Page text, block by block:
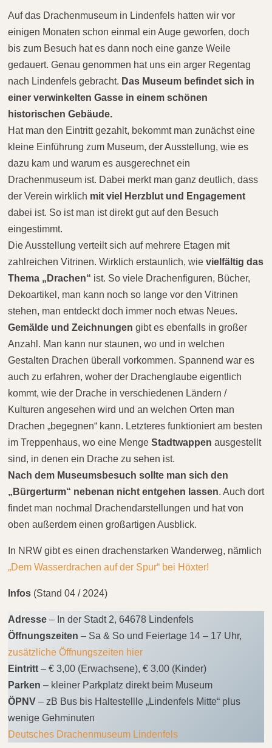
Auf das Drachenmuseum in Lindenfels hatten wir vor
einigen Monaten schon einmal ein Auge geworfen, doch
bis zum Besuch hat es dann noch eine ganze Weile
gedauert. Genau genommen hat uns ein arger Regentag
nach Lindenfels gebracht. Das Museum befindet sich in
einer verwinkelten Gasse in einem schönen
historischen Gebäude.
Hat man den Eintritt gezahlt, bekommt man zunächst eine
kleine Einführung zum Museum, der Ausstellung, wie es
dazu kam und warum es ausgerechnet ein
Drachenmuseum ist. Dabei merkt man ganz deutlich, dass
der Verein wirklich mit viel Herzblut und Engagement
dabei ist. So ist man ist direkt gut auf den Besuch
eingestimmt.
Die Ausstellung verteilt sich auf mehrere Etagen mit
zahlreichen Vitrinen. Wirklich erstaunlich, wie vielfältig das
Thema „Drachen“ ist. So viele Drachenfiguren, Bücher,
Dekoartikel, man kann noch so lange vor den Vitrinen
stehen, man entdeckt doch immer noch etwas Neues.
Gemälde und Zeichnungen gibt es ebenfalls in großer
Anzahl. Man kann nur staunen, wo und in welchen
Gestalten Drachen überall vorkommen. Spannend war es
auch zu erfahren, woher der Drachenglaube eigentlich
kommt, wie der Drache in verschiedenen Ländern /
Kulturen angesehen wird und an welchen Orten man
Drachen „begegnen“ kann. Letzteres funktioniert am besten
im Treppenhaus, wo eine Menge Stadtwappen ausgestellt
sind, in denen ein Drache zu sehen ist.
Nach dem Museumsbesuch sollte man sich den
„Bürgerturm“ nebenan nicht entgehen lassen. Auch dort
findet man nochmal Drachendarstellungen und hat von
oben außerdem einen großartigen Ausblick.
In NRW gibt es einen drachenstarken Wanderweg, nämlich
„Dem Wasserdrachen auf der Spur“ bei Höxter!
Infos (Stand 04 / 2024)
Adresse – In der Stadt 2, 64678 Lindenfels
Öffnungszeiten – Sa & So und Feiertage 14 – 17 Uhr,
zusätzliche Öffnungszeiten hier
Eintritt – € 3,00 (Erwachsene), € 3.00 (Kinder)
Parken – kleiner Parkplatz direkt beim Museum
ÖPNV – zB Bus bis Haltestellle „Lindenfels Mitte“ plus
wenige Gehminuten
Deutsches Drachenmuseum Lindenfels